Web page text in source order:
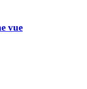
vue